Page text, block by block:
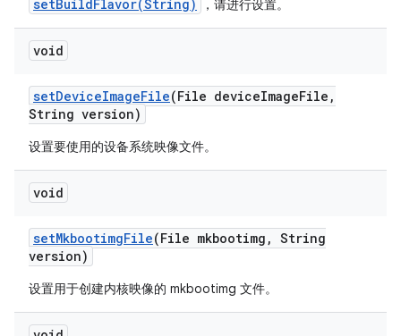
setBuildFlavor(String) ，请进行设置。
void
setDeviceImageFile(File deviceImageFile ,
String version)
设置要使用的设备系统映像文件。
void
setMkbootimgFile(File mkbootimg , String
version)
设置用于创建内核映像的 mkbootimg 文件。